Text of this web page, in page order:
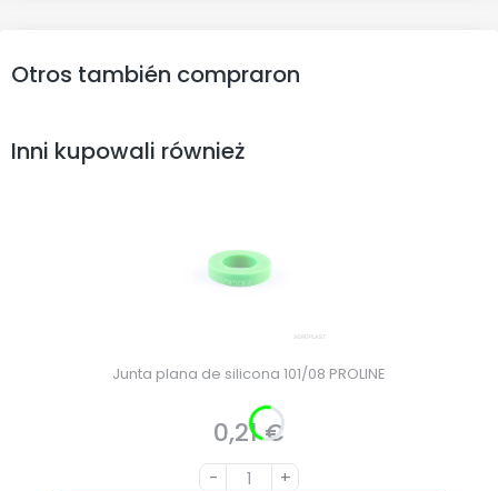
Otros también compraron
Inni kupowali również
Junta plana de silicona 101/08 PROLINE
Precio
0,21 €
- +